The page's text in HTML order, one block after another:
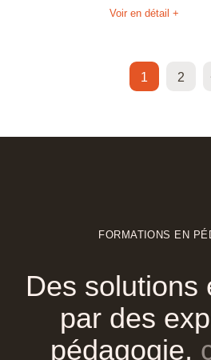
Voir en détail +
1 2
FORMATIONS EN
Des solutions
par des
pédagogie,